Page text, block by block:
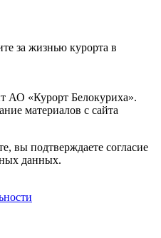
за жизнью курорта в
АО «Курорт Белокуриха».
материалов с сайта
вы подтверждаете согласие
данных.